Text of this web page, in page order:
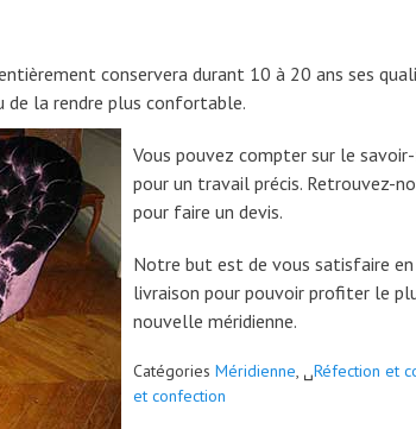
conservera durant 10 à 20 ans ses
de la rendre plus confortable.
Vous pouvez compter sur le
pour un travail précis. Retrouvez-
pour faire un devis.
Notre but est de vous satisfaire
livraison pour pouvoir profiter le
nouvelle méridienne.
Catégories Méridienne, ␣Réfection et
et confection